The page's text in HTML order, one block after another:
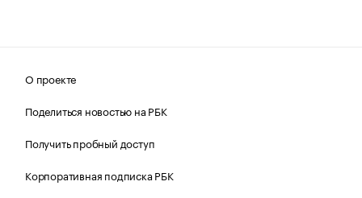
О проекте
Поделиться новостью на РБК
Получить пробный доступ
Корпоративная подписка РБК